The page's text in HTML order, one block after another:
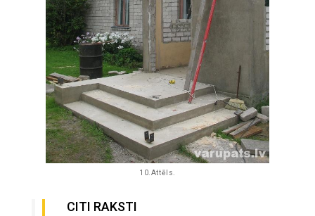
10.Attēls.
CITI RAKSTI